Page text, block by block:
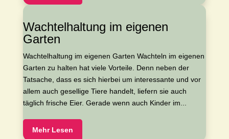
Wachtelhaltung im eigenen
Garten
Wachtelhaltung im eigenen Garten Wachteln im eigenen
Garten zu halten hat viele Vorteile. Denn neben der
Tatsache, dass es sich hierbei um interessante und vor
allem auch gesellige Tiere handelt, liefern sie auch
täglich frische Eier. Gerade wenn auch Kinder im...
Mehr Lesen